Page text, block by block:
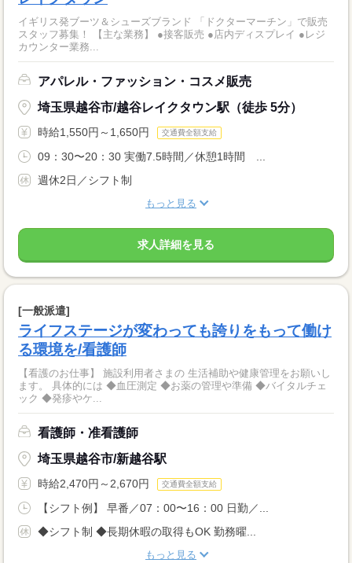
イギリス発ブーツ＆シューズブランド 「ドクターマーチン」で販売
スタッフ募集！ 【主な業務】 ●接客販売 ●店内ディスプレイ ●レジ
カウンター業務...
アパレル・ファッション・コスメ販売
埼玉県越谷市/越谷レイクタウン駅（徒歩 5分）
時給1,550円～1,650円 交通費全額支給
09：30〜20：30 実働7.5時間／休憩1時間 ...
週休2日／シフト制
もっと見る
求人詳細を見る
[一般派遣]
ライフステージが変わっても誇りをもって働け
る環境を/看護師
【看護のお仕事】 施設利用者さまの 生活補助や健康管理をお願いし
ます。 具体的には ◆血圧測定 ◆お薬の管理や準備 ◆バイタルチェ
ック ◆発疹やケ...
看護師・准看護師
埼玉県越谷市/新越谷駅
時給2,470円～2,670円 交通費全額支給
【シフト例】 早番／07：00〜16：00 日勤／...
◆シフト制 ◆長期休暇の取得もOK 勤務曜...
もっと見る